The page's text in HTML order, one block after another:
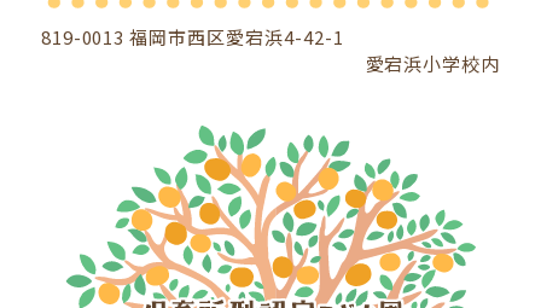
819-0013 福岡市西区愛宕浜4-42-1
愛宕浜小学校内